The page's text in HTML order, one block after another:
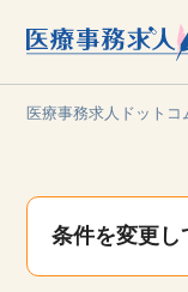
医療事務求人ドットコ
条件を変更し
所在地のエリア
各支店担当よりご連
関東